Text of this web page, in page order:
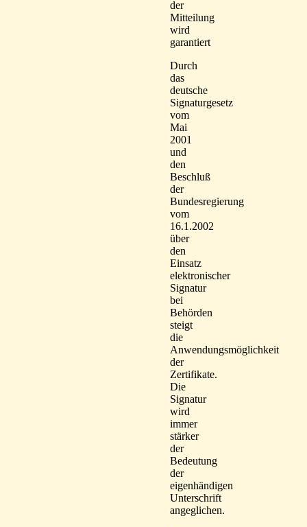
der
Mitteilung
wird
garantiert
Durch
das
deutsche
Signaturgesetz
vom
Mai
2001
und
den
Beschluß
der
Bundesregierung
vom
16.1.2002
über
den
Einsatz
elektronischer
Signatur
bei
Behörden
steigt
die
Anwendungsmöglichkeit
der
Zertifikate.
Die
Signatur
wird
immer
stärker
der
Bedeutung
der
eigenhändigen
Unterschrift
angeglichen.